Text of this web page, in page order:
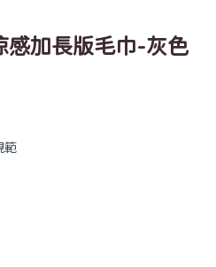
感加長版毛巾-灰色
範